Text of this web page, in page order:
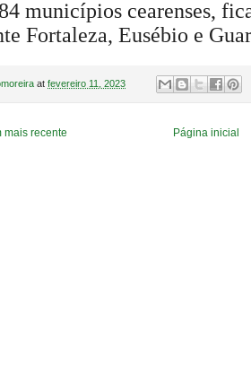
municípios cearenses,
Fortaleza, Eusébio e
at fevereiro 11, 2023
mais recente Página inicial